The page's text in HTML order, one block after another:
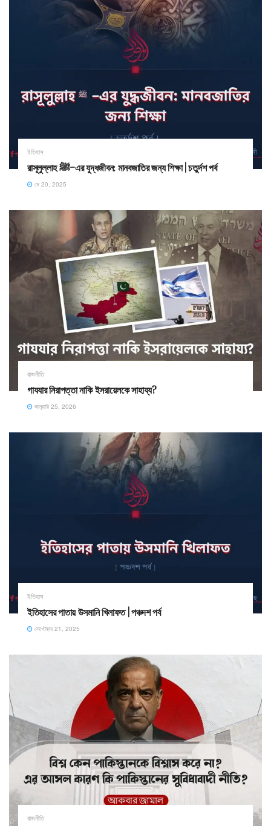
ইতিহাস
রাসূলুল্লাহ ﷺ–এর যুদ্ধজীবন: মানবজাতির জন্য শিক্ষা | চতুর্দশ পর্ব
মে 20, 2025
রাজনীতি
গাযযার নিরাপত্তা নাকি ইসরায়েলকে সাহায্য?
জানুয়ারি 25, 2026
ইতিহাস
ইতিহাসের পাতায় উসমানি খিলাফত | পঞ্চদশ পর্ব
সেপ্টেম্বর 21, 2025
রাজনীতি